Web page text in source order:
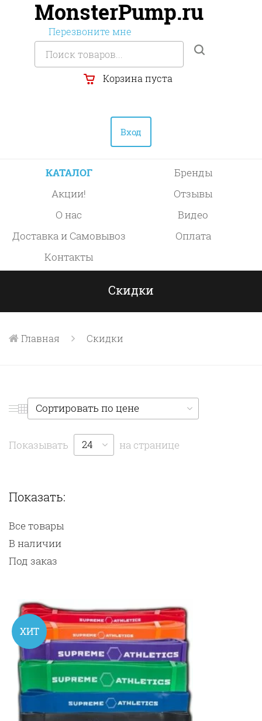
MonsterPump.ru
Перезвоните мне
Корзина пуста
Вход
КАТАЛОГ
Бренды
Акции!
Отзывы
О нас
Видео
Доставка и Самовывоз
Оплата
Контакты
Скидки
Главная Скидки
Сортировать по цене
Показывать 24 на странице
Показать:
Все товары
В наличии
Под заказ
ХИТ